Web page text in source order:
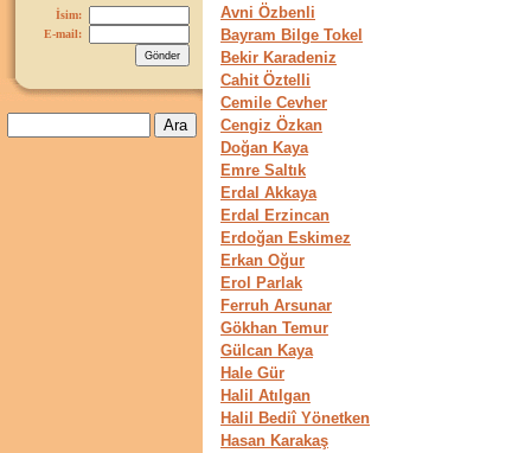
İsim:
E-mail:
Avni Özbenli
Bayram Bilge Tokel
Bekir Karadeniz
Cahit Öztelli
Cemile Cevher
Cengiz Özkan
Doğan Kaya
Emre Saltık
Erdal Akkaya
Erdal Erzincan
Erdoğan Eskimez
Erkan Oğur
Erol Parlak
Ferruh Arsunar
Gökhan Temur
Gülcan Kaya
Hale Gür
Halil Atılgan
Halil Bediî Yönetken
Hasan Karakaş